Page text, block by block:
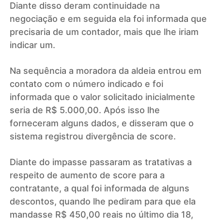
Diante disso deram continuidade na
negociação e em seguida ela foi informada que
precisaria de um contador, mais que lhe iriam
indicar um.
Na sequência a moradora da aldeia entrou em
contato com o número indicado e foi
informada que o valor solicitado inicialmente
seria de R$ 5.000,00. Após isso lhe
forneceram alguns dados, e disseram que o
sistema registrou divergência de score.
Diante do impasse passaram as tratativas a
respeito de aumento de score para a
contratante, a qual foi informada de alguns
descontos, quando lhe pediram para que ela
mandasse R$ 450,00 reais no último dia 18,